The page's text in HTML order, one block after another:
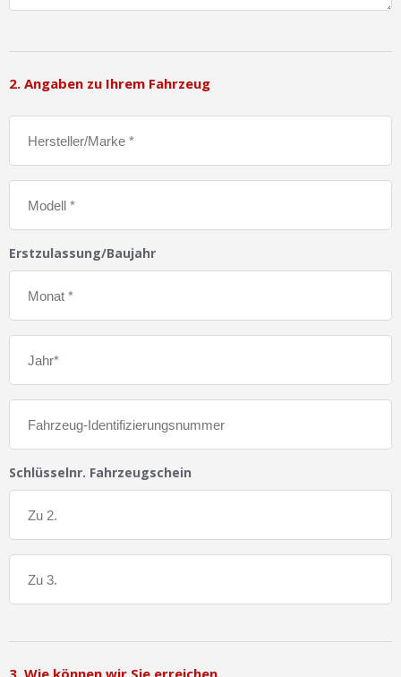
2. Angaben zu Ihrem Fahrzeug
Erstzulassung/Baujahr
Schlüsselnr. Fahrzeugschein
3. Wie können wir Sie erreichen